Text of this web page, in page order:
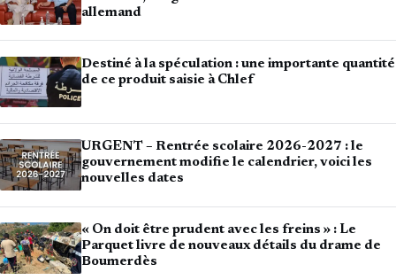
allemand
Destiné à la spéculation : une importante quantité
de ce produit saisie à Chlef
URGENT – Rentrée scolaire 2026-2027 : le
gouvernement modifie le calendrier, voici les
nouvelles dates
« On doit être prudent avec les freins » : Le
Parquet livre de nouveaux détails du drame de
Boumerdès